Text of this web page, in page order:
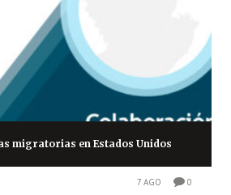
migratorias en Estados Unidos
7 AGO 0